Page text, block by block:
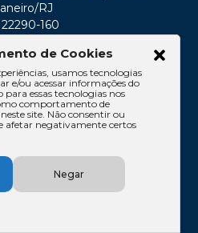
RJ
160
Brasília
de Cookies
usamos tecnologias
e/ou acessar informações do
essas tecnologias nos
comportamento de
site. Não consentir ou
afetar negativamente certos
Negar